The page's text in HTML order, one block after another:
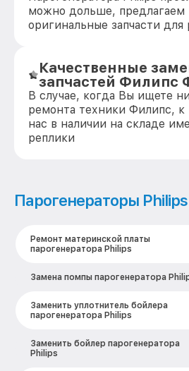
можно дольше, предлагаем
оригинальные запчасти для
Качественные
запчастей Филипс
В случае, когда Вы ищете
ремонта техники Филипс,
нас в наличии на складе
реплики
Парогенераторы Philips
Ремонт материнской платы
парогенератора Philips
Замена помпы парогенератора
Заменить уплотнитель бойлера
парогенератора Philips
Заменить бойлер парогенератора
Philips